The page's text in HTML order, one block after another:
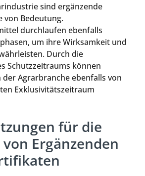
sind ergänzende
von Bedeutung.
durchlaufen ebenfalls
um ihre Wirksamkeit und
Durch die
Schutzzeitraums können
Agrarbranche ebenfalls von
Exklusivitätszeitraum
für die
Ergänzenden